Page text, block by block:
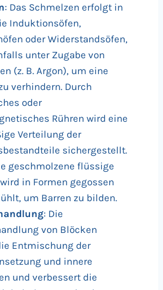
: Das Schmelzen erfolgt in
Induktionsöfen,
oder Widerstandsöfen,
unter Zugabe von
(z. B. Argon), um eine
verhindern. Durch
oder
Rühren wird eine
Verteilung der
sichergestellt.
geschmolzene flüssige
in Formen gegossen
um Barren zu bilden.
: Die
von Blöcken
Entmischung der
und innere
und verbessert die